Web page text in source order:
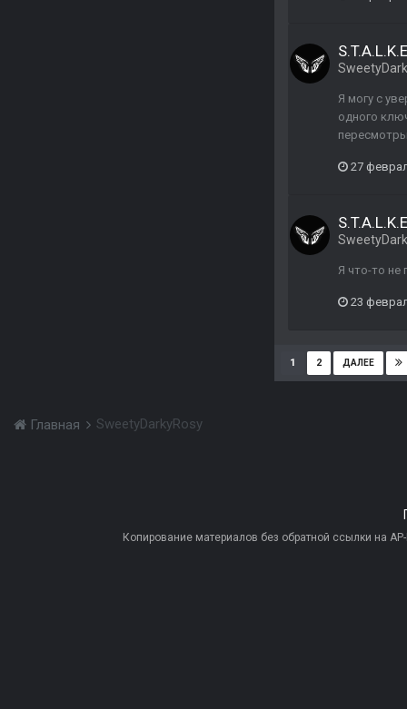
Я могу с
одного
27
Я что-то не
23
1 2 ДАЛЕЕ
Главная SweetyDarkyRosy
Копирование материалов без обратной ссылки на